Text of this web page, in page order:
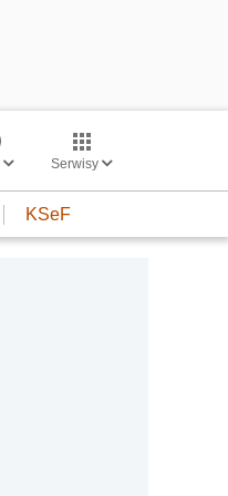
Serwisy
KSeF